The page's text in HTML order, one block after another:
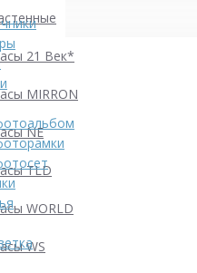
21 Век*
MIRRON
NE
TLD
WORLD
WS